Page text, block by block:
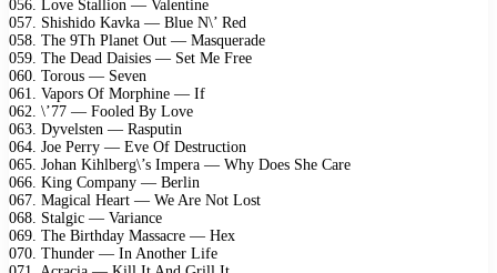
056. Love Stallion — Valentine
057. Shishido Kavka — Blue N\’ Red
058. The 9Th Planet Out — Masquerade
059. The Dead Daisies — Set Me Free
060. Torous — Seven
061. Vapors Of Morphine — If
062. \’77 — Fooled By Love
063. Dyvelsten — Rasputin
064. Joe Perry — Eve Of Destruction
065. Johan Kihlberg\’s Impera — Why Does She Care
066. King Company — Berlin
067. Magical Heart — We Are Not Lost
068. Stalgic — Variance
069. The Birthday Massacre — Hex
070. Thunder — In Another Life